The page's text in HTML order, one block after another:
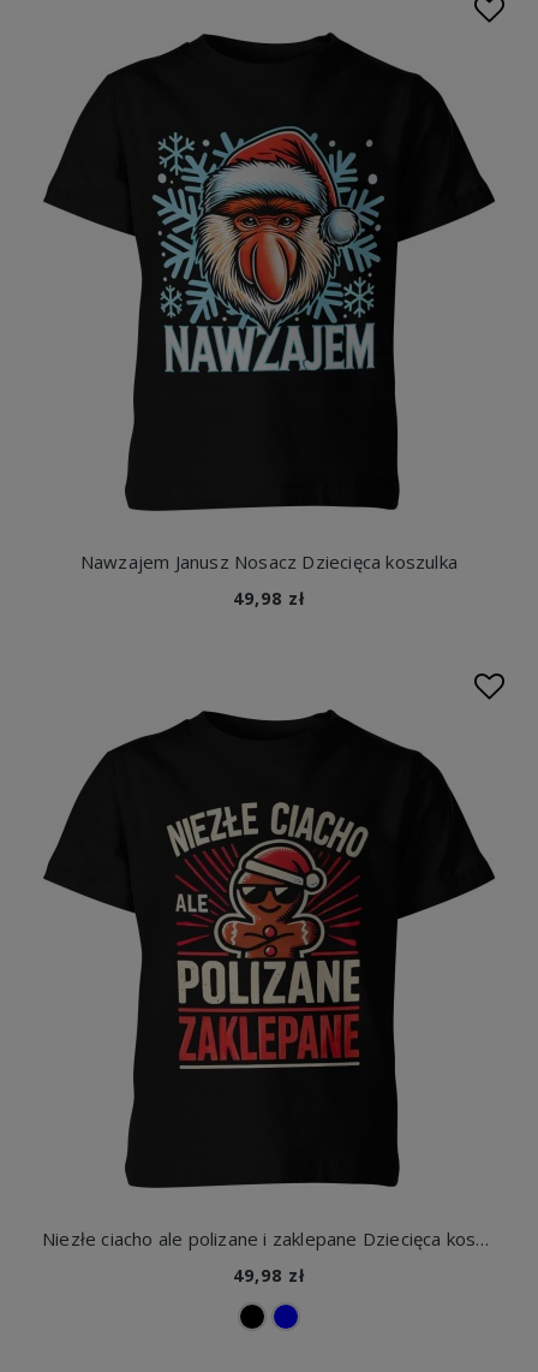
Nawzajem Janusz Nosacz Dziecięca koszulka
49,98 zł
Niezłe ciacho ale polizane i zaklepane Dziecięca koszulka
49,98 zł